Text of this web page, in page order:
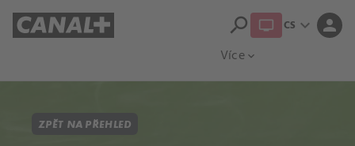
Více expand_more
search CS expand_more person
ZPĚT NA PŘEHLED